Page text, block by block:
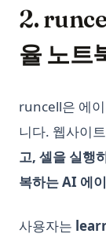
Unraveling the
Conundrum:
Visual
Visual ChatGPT:
What Does
What is a High
Detect AI
Python Type
Python Virtual
virtualenv, and
Python asyncio:
Python
namedtuple 가
Python
Python
2.
율 노트
runcell은 에
니다. 웹사이
고, 셀을 실행
복하는 AI 에
사용자는